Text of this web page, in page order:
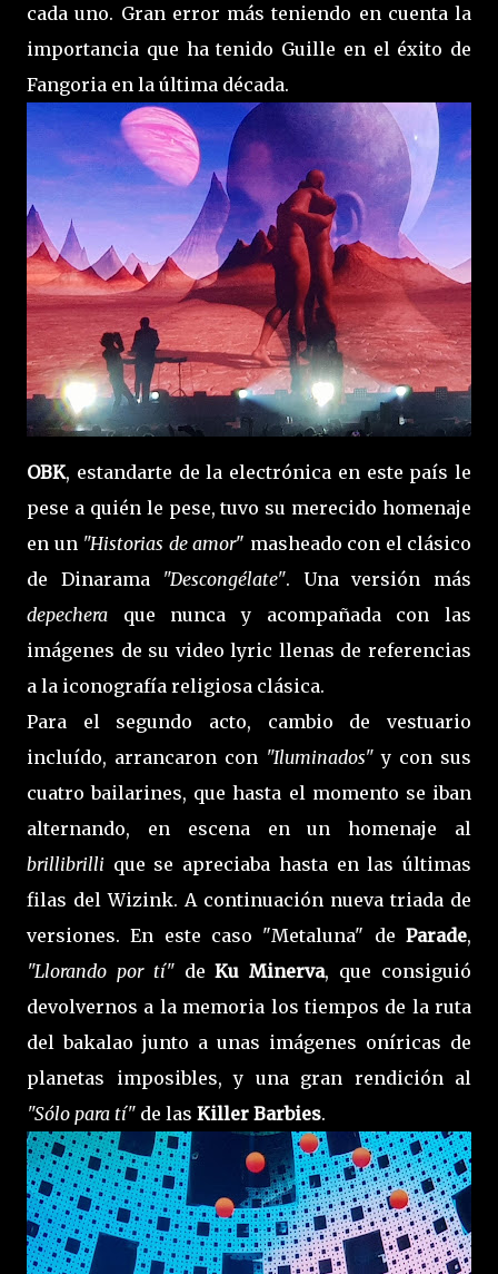
cada uno. Gran error más teniendo en cuenta la
importancia que ha tenido Guille en el éxito de
Fangoria en la última década.
OBK, estandarte de la electrónica en este país le
pese a quién le pese, tuvo su merecido homenaje
en un "Historias de amor" masheado con el clásico
de Dinarama "Descongélate". Una versión más
depechera que nunca y acompañada con las
imágenes de su video lyric llenas de referencias
a la iconografía religiosa clásica.
Para el segundo acto, cambio de vestuario
incluído, arrancaron con "Iluminados" y con sus
cuatro bailarines, que hasta el momento se iban
alternando, en escena en un homenaje al
brillibrilli que se apreciaba hasta en las últimas
filas del Wizink. A continuación nueva triada de
versiones. En este caso "Metaluna" de Parade,
"Llorando por tí"deKu Minerva, que consiguió
devolvernos a la memoria los tiempos de la ruta
del bakalao junto a unas imágenes oníricas de
planetas imposibles, y una gran rendición al
"Sólo para tí" de las Killer Barbies.